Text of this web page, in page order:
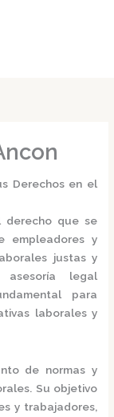
Derechos en el
derecho que se
empleadores y
justas y
legal
para
laborales y
de normas y
Su objetivo
y trabajadores,